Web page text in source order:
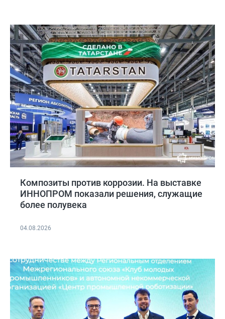
Композиты против коррозии. На выставке
ИННОПРОМ показали решения, служащие
более полувека
04.08.2026